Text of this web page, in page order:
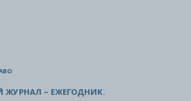
– ЕЖЕГОДНИК.